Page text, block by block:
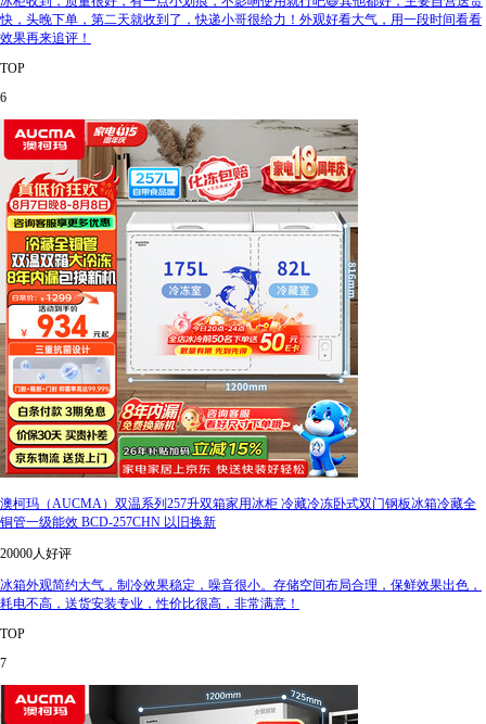
快，头晚下单，第二天就收到了，快递小哥很给力！外观好看大气，用一段时间看看
效果再来追评！
TOP
6
澳柯玛（AUCMA）双温系列257升双箱家用冰柜 冷藏冷冻卧式双门钢板冰箱冷藏全
铜管一级能效 BCD-257CHN 以旧换新
20000人好评
冰箱外观简约大气，制冷效果稳定，噪音很小。存储空间布局合理，保鲜效果出色，
耗电不高，送货安装专业，性价比很高，非常满意！
TOP
7